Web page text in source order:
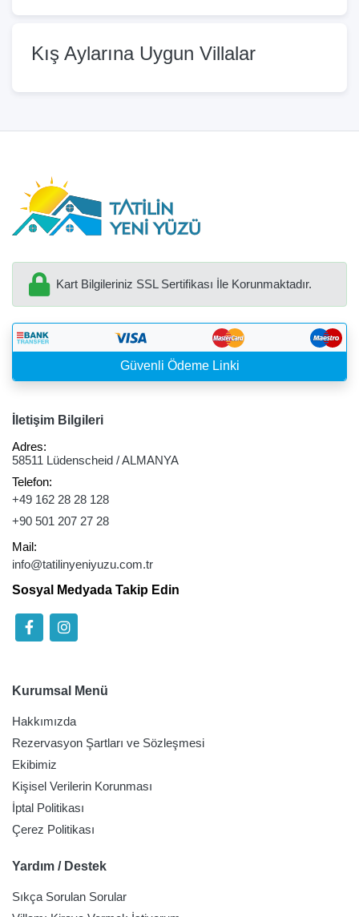
Kış Aylarına Uygun Villalar
Kart Bilgileriniz SSL Sertifikası İle Korunmaktadır.
Güvenli Ödeme Linki
İletişim Bilgileri
Adres:
58511 Lüdenscheid / ALMANYA
Telefon:
+49 162 28 28 128
+90 501 207 27 28
Mail:
info@tatilinyeniyuzu.com.tr
Sosyal Medyada Takip Edin
Kurumsal Menü
Hakkımızda
Rezervasyon Şartları ve Sözleşmesi
Ekibimiz
Kişisel Verilerin Korunması
İptal Politikası
Çerez Politikası
Yardım / Destek
Sıkça Sorulan Sorular